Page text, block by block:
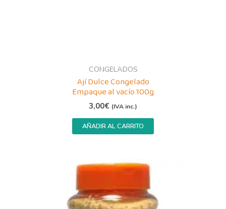
CONGELADOS
Ají Dulce Congelado
Empaque al vacío 100g
3,00€ (IVA inc.)
AÑADIR AL CARRITO